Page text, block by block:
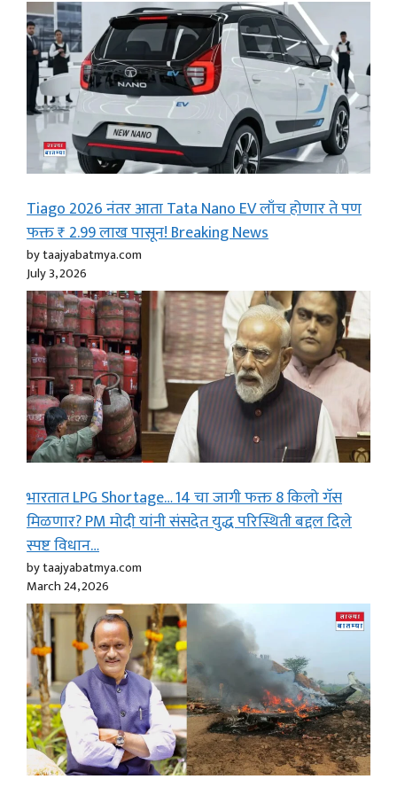
Tiago 2026 नंतर आता Tata Nano EV लाँच होणार ते पण
फक्त ₹ 2.99 लाख पासून! Breaking News
by taajyabatmya.com
July 3, 2026
भारतात LPG Shortage… 14 चा जागी फक्त 8 किलो गॅस
मिळणार? PM मोदी यांनी संसदेत युद्ध परिस्थिती बद्दल दिले
स्पष्ट विधान…
by taajyabatmya.com
March 24, 2026